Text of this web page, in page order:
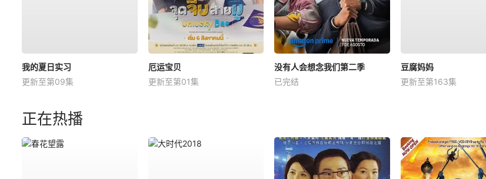
我的夏日实习
更新至第09集
厄运宝贝
更新至第01集
没有人会想念我们第二季
已完结
豆腐妈妈
更新至第163集
正在热播